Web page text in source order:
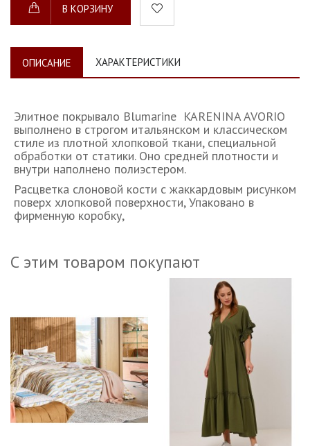
В КОРЗИНУ
ОПИСАНИЕ ХАРАКТЕРИСТИКИ
Элитное покрывало Blumarine KARENINA AVORIO
выполнено в строгом итальянском и классическом
стиле из плотной хлопковой ткани, специальной
обработки от статики. Оно средней плотности и
внутри наполнено полиэстером.
Расцветка слоновой кости с жаккардовым рисунком
поверх хлопковой поверхности, Упаковано в
фирменную коробку,
С этим товаром покупают